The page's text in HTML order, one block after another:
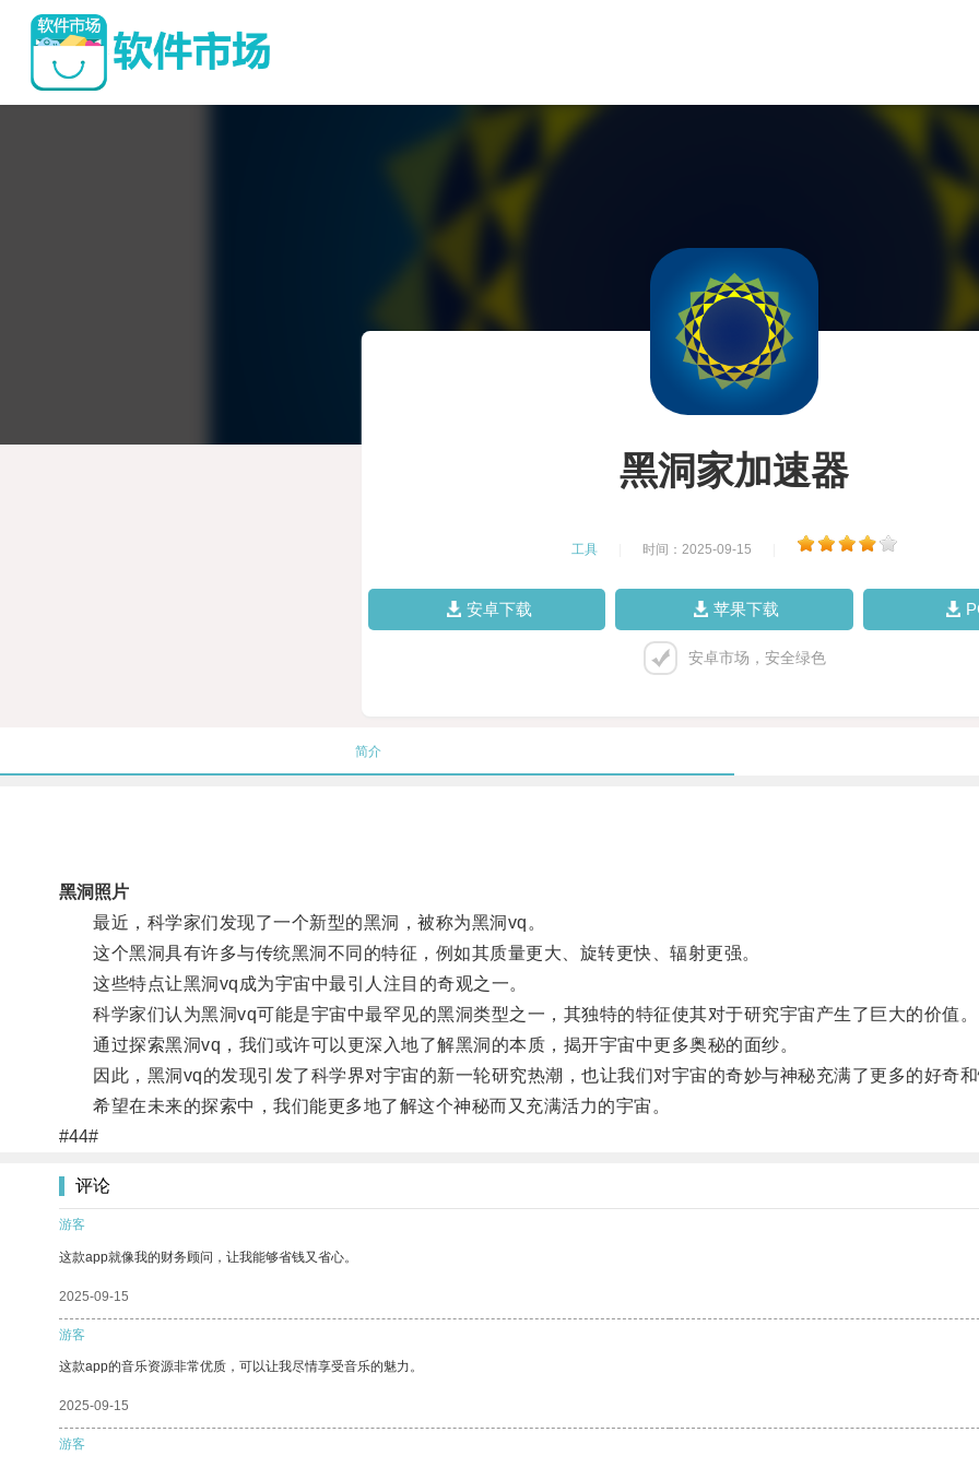
黑洞家加速器
工具 时间：2025-09-15
安卓下载 苹果下载
安卓市场，安全绿色
简介
黑洞照片
最近，科学家们发现了一个新型的黑洞，被称为黑洞vq。
这个黑洞具有许多与传统黑洞不同的特征，例如其质量更大、旋转更快、辐射更强。
这些特点让黑洞vq成为宇宙中最引人注目的奇观之一。
科学家们认为黑洞vq可能是宇宙中最罕见的黑洞类型之一，其独特的特征使其对于研究宇宙产生了巨大的价值。
通过探索黑洞vq，我们或许可以更深入地了解黑洞的本质，揭开宇宙中更多奥秘的面纱。
因此，黑洞vq的发现引发了科学界对宇宙的新一轮研究热潮，也让我们对宇宙的奇妙与神秘充满了更多的好奇和
希望在未来的探索中，我们能更多地了解这个神秘而又充满活力的宇宙。
#44#
评论
游客
这款app就像我的财务顾问，让我能够省钱又省心。
2025-09-15
游客
这款app的音乐资源非常优质，可以让我尽情享受音乐的魅力。
2025-09-15
游客